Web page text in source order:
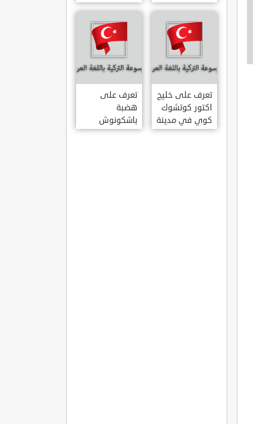
ADALAR
MÜZESI
قصور اسطنبول
تعرف على خليج
اكتور كوتشوك
كوي في مدينة
داتشا الساحلية
تعرف على
هضبة
باشكونوش
الطبيعية في